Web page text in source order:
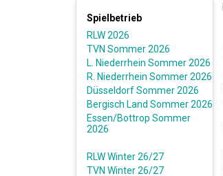
Spielbetrieb
RLW 2026
TVN Sommer 2026
L. Niederrhein Sommer 2026
R. Niederrhein Sommer 2026
Düsseldorf Sommer 2026
Bergisch Land Sommer 2026
Essen/Bottrop Sommer
2026
RLW Winter 26/27
TVN Winter 26/27